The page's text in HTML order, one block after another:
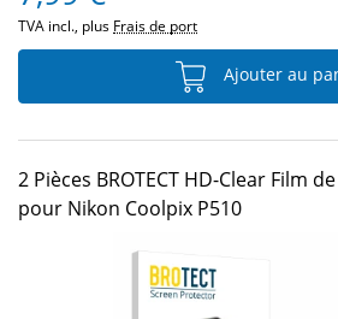
TVA incl., plus Frais de port
Ajouter au
2 Pièces BROTECT HD-Clear Film
pour Nikon Coolpix P510